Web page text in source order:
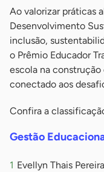
Ao valorizar práticas
Desenvolvimento
inclusão,
o Prêmio Educador
escola na
conectado aos
Confira a
Gestão
Evellyn Thais